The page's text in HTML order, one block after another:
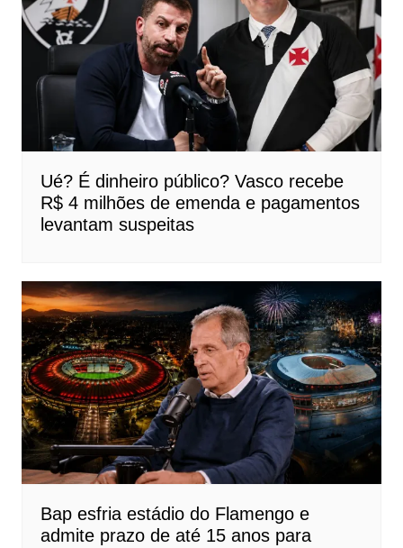
Ué? É dinheiro público? Vasco recebe
R$ 4 milhões de emenda e pagamentos
levantam suspeitas
Bap esfria estádio do Flamengo e
admite prazo de até 15 anos para